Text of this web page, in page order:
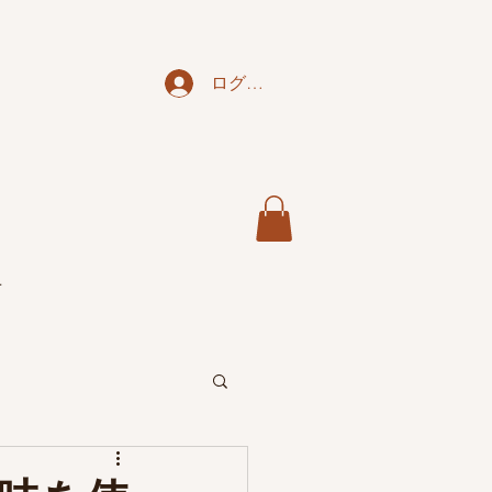
ログイン